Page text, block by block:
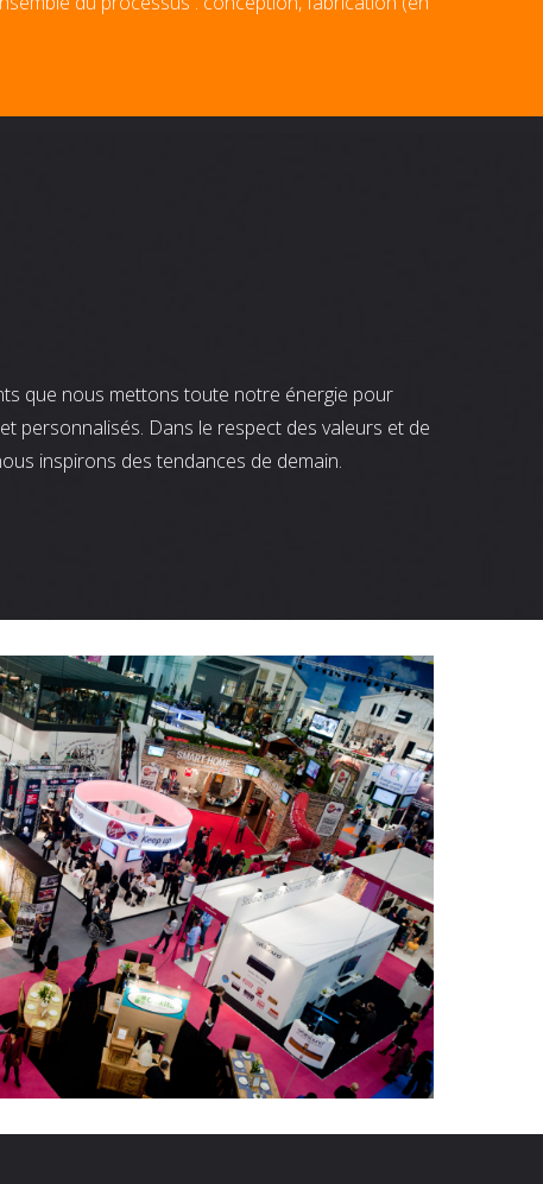
que nous mettons toute notre énergie pour
personnalisés. Dans le respect des valeurs et de
inspirons des tendances de demain.